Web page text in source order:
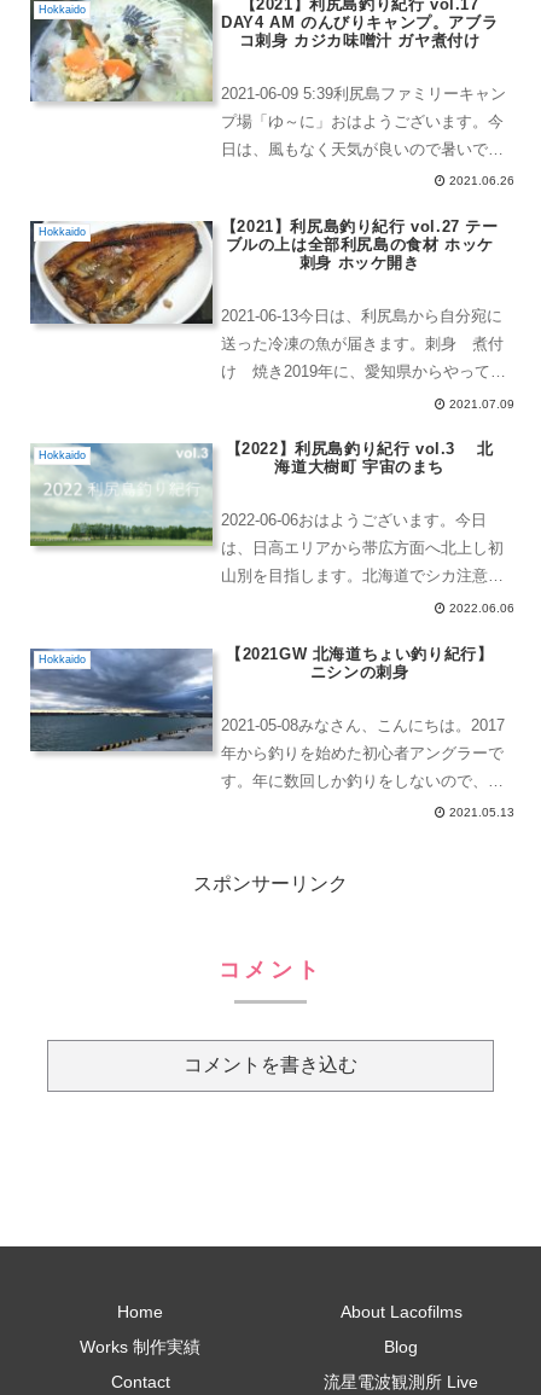
市はハートなんだよ。留萌市というの
は、北海道...
Hokkaido
【2021】利尻島釣り紀行 vol.17
DAY4 AM のんびりキャンプ。アブラ
コ刺身 カジカ味噌汁 ガヤ煮付け
2021-06-09 5:39利尻島ファミリーキャン
プ場「ゆ～に」おはようございます。今
日は、風もなく天気が良いので暑いで
す。利尻島で釣った魚を干しているとこ
り、車の中を少し整理したり。7:30ごろ
2021.06.26
Hokkaido
【2021】利尻島釣り紀行 vol.27 テー
ブルの上は全部利尻島の食材 ホッケ
刺身 ホッケ開き
2021-06-13今日は、利尻島から自分宛に
送った冷凍の魚が届きます。刺身 煮付
け 焼き2019年に、愛知県からやってく
るチーム入れ食いのうちの一人が、クロ
方を教えてくれたおかげで、戻ってきて
2021.07.09
Hokkaido
【2022】利尻島釣り紀行 vol.3 北
海道大樹町 宇宙のまち
2022-06-06おはようございます。今日
は、日高エリアから帯広方面へ北上し初
山別を目指します。北海道でシカ注意は
当たり前。去年とは違うルートで、行っ
ころを通ります。帯広へ行く前に、大樹
2022.06.06
Hokkaido
【2021GW 北海道ちょい釣り紀行】
ニシンの刺身
2021-05-08みなさん、こんにちは。2017
年から釣りを始めた初心者アングラーで
す。年に数回しか釣りをしないので、初
心者ですね。今回も、北海道へちょっと
道の伊達漁...
2021.05.13
スポンサーリンク
コメント
コメントを書き込む
Home
About Lacofilms
Works 制作実績
Blog
Contact
流星電波観測所 Live